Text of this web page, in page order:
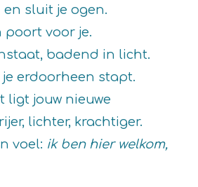
sluit je ogen.
poort voor je.
badend in licht.
erdoorheen stapt.
ligt jouw nieuwe
lichter, krachtiger.
voel: ik ben hier welkom,